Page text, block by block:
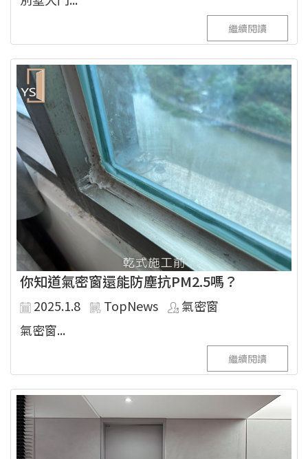
繼續閱讀
你知道氣密窗還能防塵抗PM2.5嗎？
2025.1.8 TopNews
氣密窗
氣密窗...
繼續閱讀